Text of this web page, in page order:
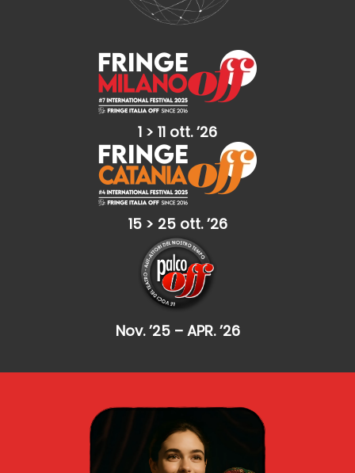
1 > 11 ott. ’26
15 > 25 ott. ’26
Nov. ’25 – APR. ’26